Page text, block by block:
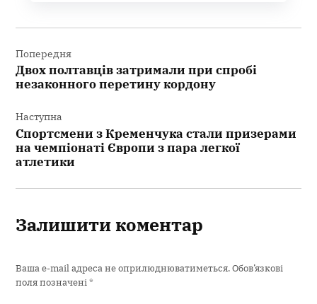
записів
Попередня
Двох полтавців затримали при спробі
незаконного перетину кордону
Наступна
Спортсмени з Кременчука стали призерами
на чемпіонаті Європи з пара легкої
атлетики
Залишити коментар
Ваша e-mail адреса не оприлюднюватиметься. Обов’язкові
поля позначені*